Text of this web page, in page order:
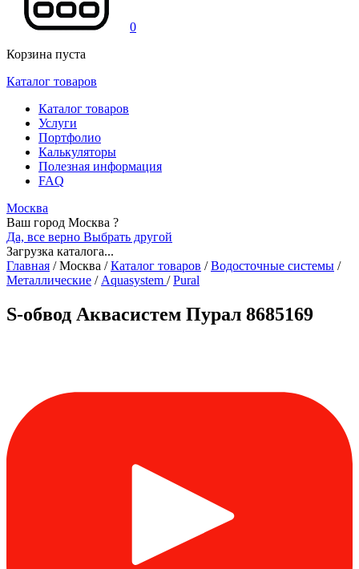
0
Корзина пуста
Каталог товаров
Каталог товаров
Услуги
Портфолио
Калькуляторы
Полезная информация
FAQ
Москва
Ваш город Москва ?
Да, все верно Выбрать другой
Загрузка каталога...
Главная /Москва / Каталог товаров / Водосточные системы /
Металлические / Aquasystem / Pural
S-обвод Аквасистем Пурал 8685169